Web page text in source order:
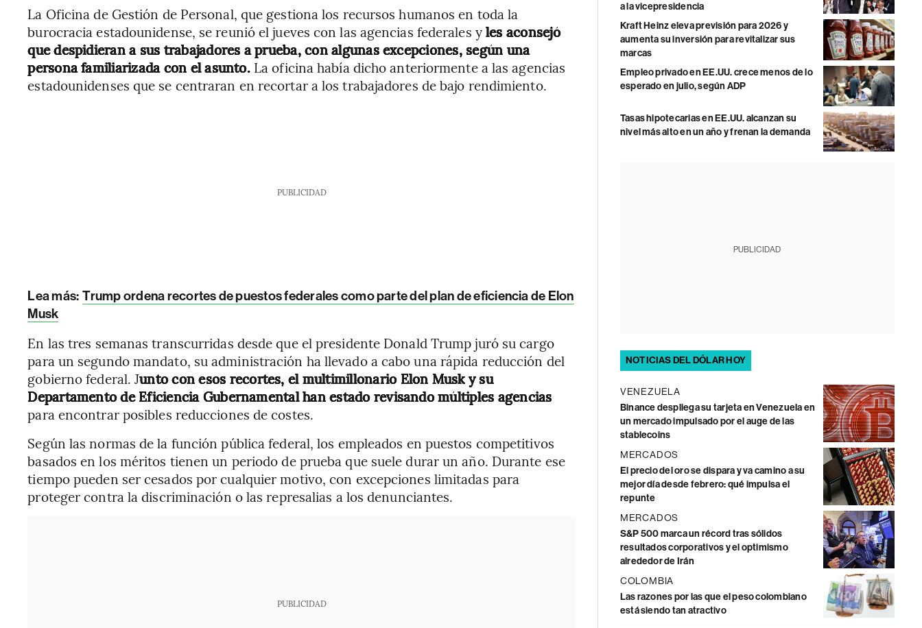
La Oficina de Gestión de Personal, que gestiona los recursos humanos en toda la
burocracia estadounidense, se reunió el jueves con las agencias federales yles aconsejó
que despidieran a sus trabajadores a prueba, con algunas excepciones, según una
persona familiarizada con el asunto.La oficina había dicho anteriormente a las agencias
estadounidenses que se centraran en recortar a los trabajadores de bajo rendimiento.
PUBLICIDAD
Lea más: Trump ordena recortes de puestos federales como parte del plan de eficiencia de Elon
Musk
En las tres semanas transcurridas desde que el presidente Donald Trump juró su cargo
para un segundo mandato, su administración ha llevado a cabo una rápida reducción del
gobierno federal. Junto con esos recortes, el multimillonario Elon Musk y su
Departamento de Eficiencia Gubernamental han estado revisando múltiples agencias
para encontrar posibles reducciones de costes.
Según las normas de la función pública federal, los empleados en puestos competitivos
basados en los méritos tienen un periodo de prueba que suele durar un año. Durante ese
tiempo pueden ser cesados por cualquier motivo, con excepciones limitadas para
proteger contra la discriminación o las represalias a los denunciantes.
PUBLICIDAD
a la vicepresidencia
Kraft Heinz eleva previsión para 2026 y
aumenta su inversión para revitalizar sus
marcas
Empleo privado en EE.UU. crece menos de lo
esperado en julio, según ADP
Tasas hipotecarias en EE.UU. alcanzan su
nivel más alto en un año y frenan la demanda
PUBLICIDAD
NOTICIAS DEL DÓLAR HOY
VENEZUELA
Binance despliega su tarjeta en Venezuela en
un mercado impulsado por el auge de las
stablecoins
MERCADOS
El precio del oro se dispara y va camino a su
mejor día desde febrero: qué impulsa el
repunte
MERCADOS
S&P 500 marca un récord tras sólidos
resultados corporativos y el optimismo
alrededor de Irán
COLOMBIA
Las razones por las que el peso colombiano
está siendo tan atractivo